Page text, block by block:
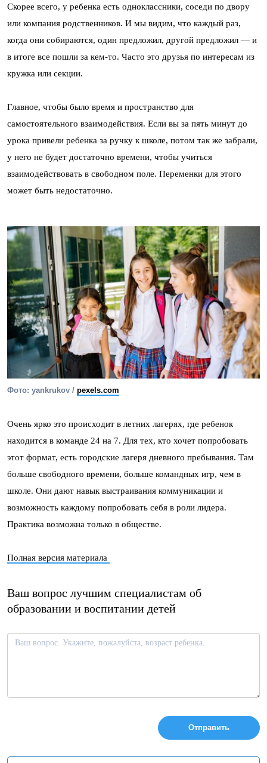
Скорее всего, у ребенка есть одноклассники, соседи по двору
или компания родственников. И мы видим, что каждый раз,
когда они собираются, один предложил, другой предложил — и
в итоге все пошли за кем-то. Часто это друзья по интересам из
кружка или секции.
Главное, чтобы было время и пространство для
самостоятельного взаимодействия. Если вы за пять минут до
урока привели ребенка за ручку к школе, потом так же забрали,
у него не будет достаточно времени, чтобы учиться
взаимодействовать в свободном поле. Переменки для этого
может быть недостаточно.
Фото: yankrukov / pexels.com
Очень ярко это происходит в летних лагерях, где ребенок
находится в команде 24 на 7. Для тех, кто хочет попробовать
этот формат, есть городские лагеря дневного пребывания. Там
больше свободного времени, больше командных игр, чем в
школе. Они дают навык выстраивания коммуникации и
возможность каждому попробовать себя в роли лидера.
Практика возможна только в обществе.
Полная версия материала
Ваш вопрос лучшим специалистам об
образовании и воспитании детей
а